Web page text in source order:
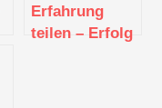
Erfahrung
teilen – Erfolg